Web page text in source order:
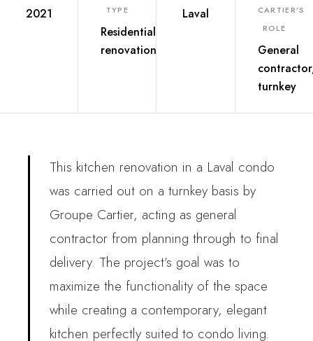
2021
TYPE
Residential
renovation
Laval
CARTIER’S
ROLE
General
turnkey
This kitchen renovation in a Laval condo
was carried out on a turnkey basis by
Groupe Cartier, acting as general
contractor from planning through to final
delivery. The project’s goal was to
maximize the functionality of the space
while creating a contemporary, elegant
kitchen perfectly suited to condo living.